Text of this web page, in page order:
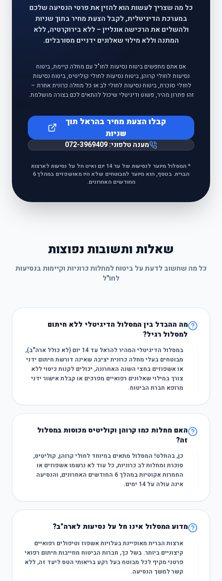
כל מה שצריך לעשות הוא להזין את פרטי הנסיעה שלכם
במערכת הדיגיטלית, לקבל הצעת מחיר בתוך שניות
ולהשלים את הרכישה אונליין – ללא בירוקרטיה, ללא
המתנה וללא מילוי שאלונים ידניים מסורבלים.
אם אתם מחפשים ביטוח נסיעות לחו"ל עם מחלה קיימת, ביטוח
נסיעות לחולי קרוהן, ביטוח נסיעות לחולי קוליטיס, ביטוח נסיעות
לחולי סוכרת, ביטוח נסיעות לחולי לב או כל מחלה כרונית אחרת –
זהו פתרון מהיר, פשוט ודיגיטלי שיכול להתאים לכם בצורה מושלמת.
קבלו הצעת מחיר בהראל תוך
שניות
מענה טלפוני:072-3969409
* המסלול מיועד לנסיעות של עד 14 יום ואינו חל על נסיעות לארצות
הברית. בנוסף, הוא מיועד למבוטחים שלא היו מאושפזים במהלך 6
החודשים האחרונים.
שאלות ותשובות נפוצות
כל מה שחשוב לדעת על ביטוח למחלות כרוניות וקיימות בנסיעות
לחו"ל
מה ההבדל בין המסלול הדיגיטלי ללא חיתום
למסלול רגיל?
במסלול הדיגיטלי המהיר להראל עד 14 יום (לא כולל ארה"ב),
מבוטחים בעלי מחלה כרונית יציבה שאינה דורשת חיתום ידני
או אשפוזים בחצי השנה האחרונה, יכולים לקנות כיסוי ללא
צורך במילוי שאלונים רפואיים מפרכים או קבלת אישור ידני
מרופא חברת הביטוח.
האם מחלות כמו קרוהן וקוליטיס מכוסות במסלול
זה?
כן, בהחלט! המסלול מתאים במיוחד לחולי קרוהן, קוליטיס,
סוכרת ומחלות לב כרוניות, כל עוד לא נרשמו אשפוזים או
החמרות אקוטיות במהלך 6 החודשים האחרונים, והנסיעה
אינה עולה על 14 ימים.
מדוע המסלול אינו חל על נסיעות לארה"ב?
ארצות הברית מאופיינת בעלויות אשפוז וטיפולים רפואיים
קיצוניים ביותר. בשל כך, חברות הביטוח מחייבות חיתום רפואי
פרטני מקיף לכל מבוטח בעל רקע בריאותי הטס ליעד זה, ללא
קשר למשך הנסיעה.